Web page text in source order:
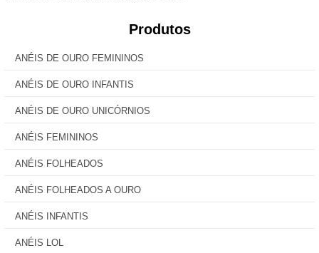
Produtos
ANÉIS DE OURO FEMININOS
ANÉIS DE OURO INFANTIS
ANÉIS DE OURO UNICÓRNIOS
ANÉIS FEMININOS
ANÉIS FOLHEADOS
ANÉIS FOLHEADOS A OURO
ANÉIS INFANTIS
ANÉIS LOL